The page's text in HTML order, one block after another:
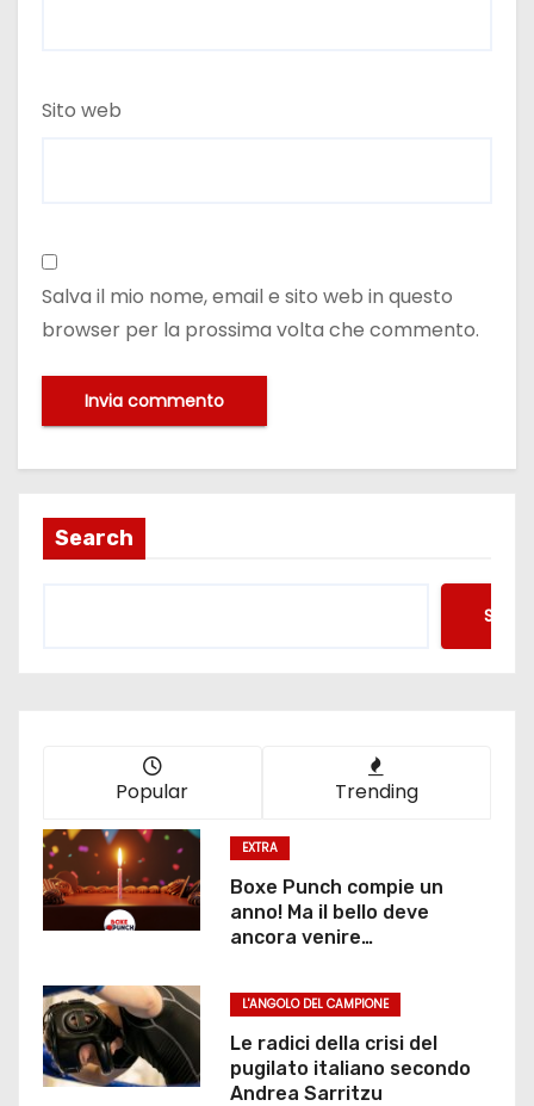
Sito web
Salva il mio nome, email e sito web in questo
browser per la prossima volta che commento.
Search
Popular Trending
EXTRA
Boxe Punch compie un
anno! Ma il bello deve
ancora venire…
L'ANGOLO DEL CAMPIONE
Le radici della crisi del
pugilato italiano secondo
Andrea Sarritzu